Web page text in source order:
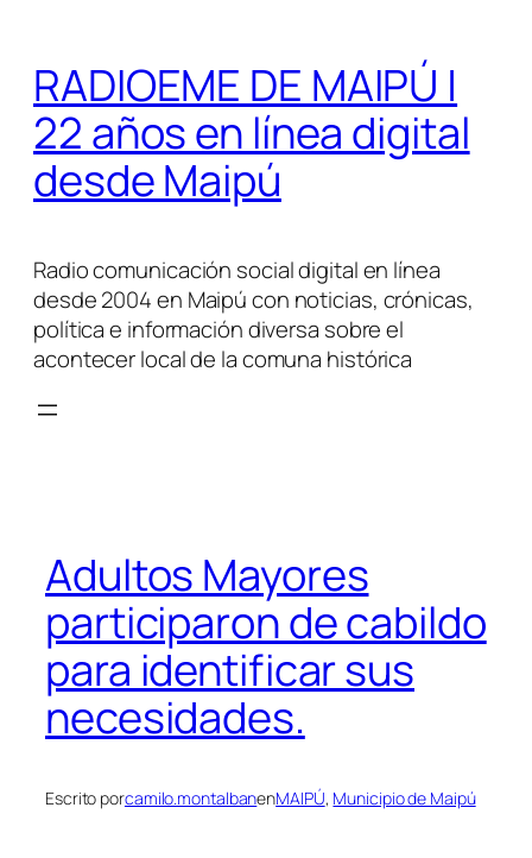
contenido
RADIOEME DE MAIPÚ |
22 años en línea digital
desde Maipú
Radio comunicación social digital en línea
desde 2004 en Maipú con noticias, crónicas,
política e información diversa sobre el
acontecer local de la comuna histórica
Adultos Mayores
participaron de cabildo
para identificar sus
necesidades.
Escrito porcamilo.montalbanenMAIPÚ, Municipio de Maipú